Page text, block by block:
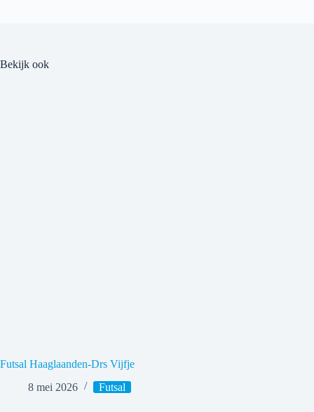
Bekijk ook
Futsal Haaglaanden-Drs Vijfje
8 mei 2026
Futsal